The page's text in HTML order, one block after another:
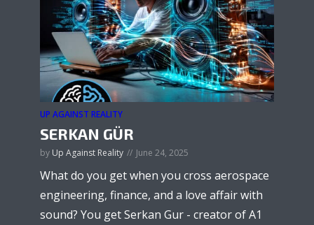
UP AGAINST REALITY
SERKAN GÜR
by Up Against Reality June 24, 2025
What do you get when you cross aerospace
engineering, finance, and a love affair with
sound? You get Serkan Gur - creator of A1